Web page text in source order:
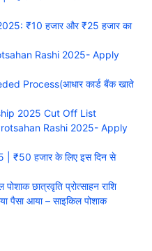
2025: ₹10 हजार और ₹25 हजार का
Rashi 2025- Apply
Process(आधार कार्ड बैंक खाते
2025 Cut Off List
Rashi 2025- Apply
| ₹50 हजार के लिए इस दिन से
छात्रवृति प्रोत्साहन राशि
पैसा आया – साइकिल पोशाक